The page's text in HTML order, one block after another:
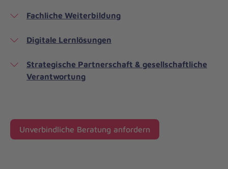
Fachliche Weiterbildung
Digitale Lernlösungen
Strategische Partnerschaft & gesellschaftliche
Verantwortung
Unverbindliche Beratung anfordern